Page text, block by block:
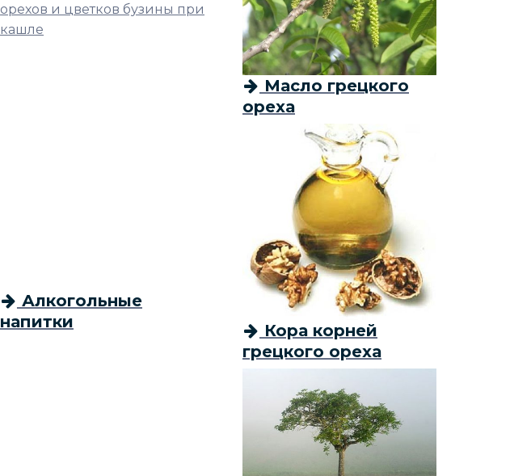
орехов и цветков бузины при
кашле
Алкогольные
напитки
Масло грецкого
ореха
Кора корней
грецкого ореха